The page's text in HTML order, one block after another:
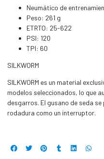
Neumático de
Peso: 261 g
ETRTO: 25-622
PSI: 120
TPI: 60
SILKWORM
SILKWORM es un material
modelos seleccionados, lo que
desgarros. El gusano de seda
rodadura como un interruptor.